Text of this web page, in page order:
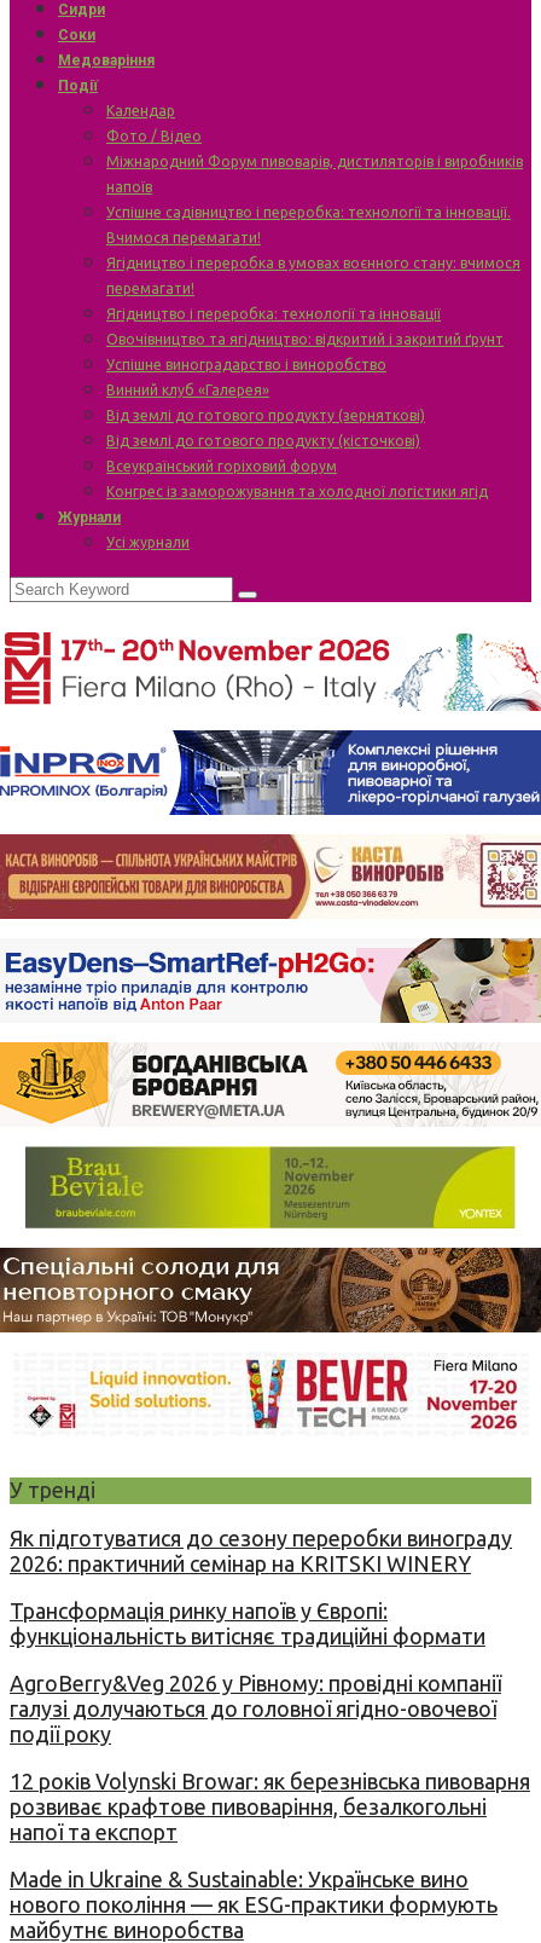
Сидри
Соки
Медоваріння
Події
Календар
Фото / Відео
Міжнародний Форум пивоварів, дистиляторів і виробників
напоїв
Успішне садівництво і переробка: технології та інновації.
Вчимося перемагати!
Ягідництво і переробка в умовах воєнного стану: вчимося
перемагати!
Ягідництво і переробка: технології та інновації
Овочівництво та ягідництво: відкритий і закритий ґрунт
Успішне виноградарство і виноробство
Винний клуб «Галерея»
Від землі до готового продукту (зерняткові)
Від землі до готового продукту (кісточкові)
Всеукраїнський горіховий форум
Конгрес із заморожування та холодної логістики ягід
Журнали
Усі журнали
У тренді
Як підготуватися до сезону переробки винограду
2026: практичний семінар на KRITSKI WINERY
Трансформація ринку напоїв у Європі:
функціональність витісняє традиційні формати
AgroBerry&Veg 2026 у Рівному: провідні компанії
галузі долучаються до головної ягідно-овочевої
події року
12 років Volynski Browar: як березнівська пивоварня
розвиває крафтове пивоваріння, безалкогольні
напої та експорт
Made in Ukraine & Sustainable: Українське вино
нового покоління — як ESG-практики формують
майбутнє виноробства